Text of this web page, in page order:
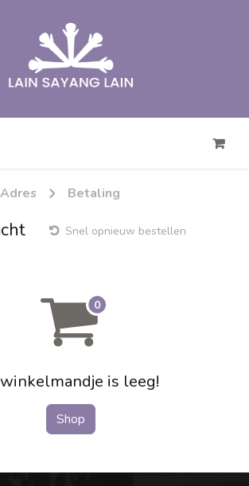
Adres Betaling
Snel opnieuw bestellen
winkelmandje is leeg!
Shop